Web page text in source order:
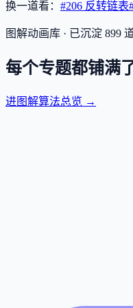
换一道看： #206 反转链表
图解动画库 · 已沉淀 899
每个专题都铺满
进图解算法总览 →